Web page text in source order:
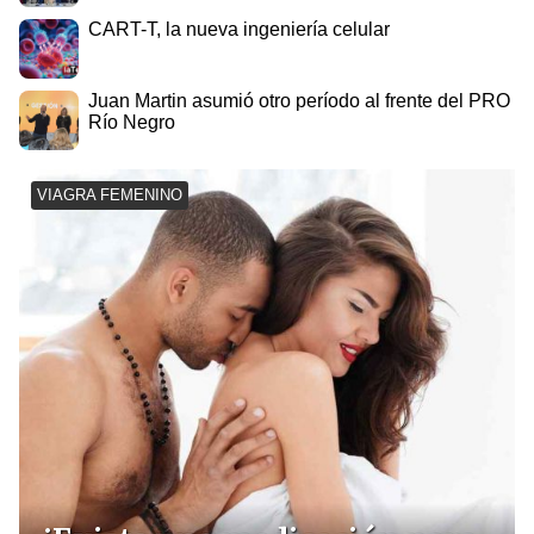
CART-T, la nueva ingeniería celular
Juan Martin asumió otro período al frente del PRO
Río Negro
VIAGRA FEMENINO